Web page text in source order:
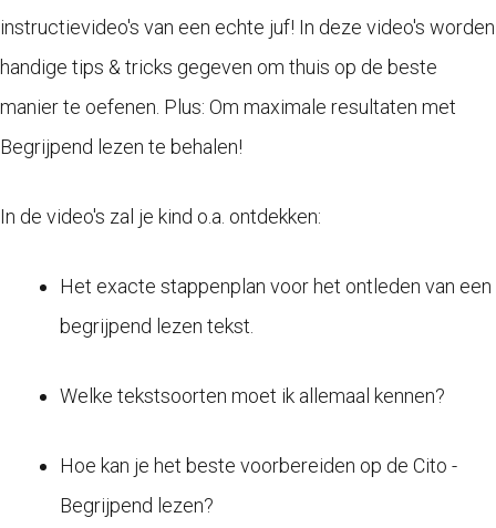
instructievideo's van een echte juf! In deze video's worden
handige tips & tricks gegeven om thuis op de beste
manier te oefenen. Plus: Om maximale resultaten met
Begrijpend lezen te behalen!
In de video's zal je kind o.a. ontdekken:
Het exacte stappenplan voor het ontleden van een
begrijpend lezen tekst.
Welke tekstsoorten moet ik allemaal kennen?
Hoe kan je het beste voorbereiden op de Cito -
Begrijpend lezen?